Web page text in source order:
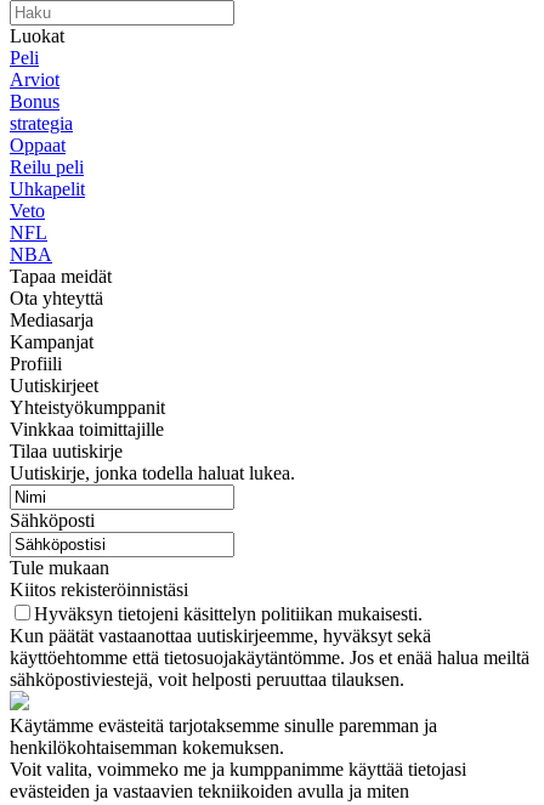
Luokat
Peli
Arviot
Bonus
strategia
Oppaat
Reilu peli
Uhkapelit
Veto
NFL
NBA
Tapaa meidät
Ota yhteyttä
Mediasarja
Kampanjat
Profiili
Uutiskirjeet
Yhteistyökumppanit
Vinkkaa toimittajille
Tilaa uutiskirje
Uutiskirje, jonka todella haluat lukea.
Sähköposti
Tule mukaan
Kiitos rekisteröinnistäsi
Hyväksyn tietojeni käsittelyn politiikan mukaisesti.
Kun päätät vastaanottaa uutiskirjeemme, hyväksyt sekä
käyttöehtomme että tietosuojakäytäntömme. Jos et enää halua meiltä
sähköpostiviestejä, voit helposti peruuttaa tilauksen.
Käytämme evästeitä tarjotaksemme sinulle paremman ja
henkilökohtaisemman kokemuksen.
Voit valita, voimmeko me ja kumppanimme käyttää tietojasi
evästeiden ja vastaavien tekniikoiden avulla ja miten